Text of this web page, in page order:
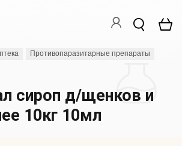
Противопаразитарные препараты
сироп д/щенков и
10кг 10мл